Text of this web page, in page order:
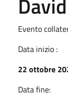
Evento
Data inizio :
22 ottobre
Data fine: